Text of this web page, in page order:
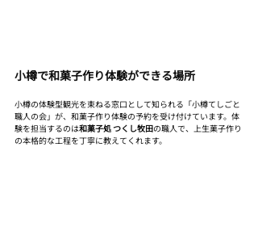
小樽で和菓子作り体験ができる場所
小樽の体験型観光を束ねる窓口として知られる「小樽てしごと
職人の会」が、和菓子作り体験の予約を受け付けています。体
験を担当するのは和菓子処 つくし牧田の職人で、上生菓子作り
の本格的な工程を丁寧に教えてくれます。